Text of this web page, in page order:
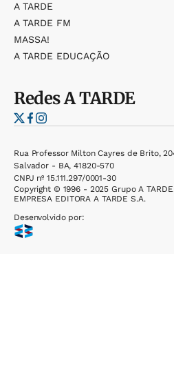
A TARDE
A TARDE FM
MASSA!
A TARDE EDUCAÇÃO
RedesA TARDE
Rua Professor Milton Cayres de Brito,
Salvador - BA, 41820-570
CNPJ nº 15.111.297/0001-30
Copyright © 1996 - 2025 Grupo A
EMPRESA EDITORA A TARDE S.A.
Desenvolvido por: